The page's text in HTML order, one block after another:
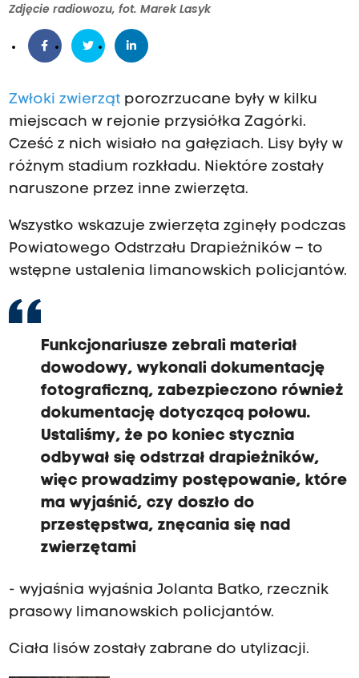
Zdjęcie radiowozu, fot. Marek Lasyk
Zwłoki zwierzątporozrzucane były w kilku
miejscach w rejonie przysiółka Zagórki.
Cześć z nich wisiało na gałęziach. Lisy były w
różnym stadium rozkładu. Niektóre zostały
naruszone przez inne zwierzęta.
Wszystko wskazuje zwierzęta zginęły podczas
Powiatowego Odstrzału Drapieżników – to
wstępne ustalenia limanowskich policjantów.
Funkcjonariusze zebrali materiał
dowodowy, wykonali dokumentację
fotograficzną, zabezpieczono również
dokumentację dotyczącą połowu.
Ustaliśmy, że po koniec stycznia
odbywał się odstrzał drapieżników,
więc prowadzimy postępowanie, które
ma wyjaśnić, czy doszło do
przestępstwa, znęcania się nad
zwierzętami
- wyjaśnia wyjaśnia Jolanta Batko, rzecznik
prasowy limanowskich policjantów.
Ciała lisów zostały zabrane do utylizacji.